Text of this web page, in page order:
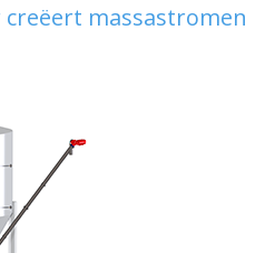
massastromen